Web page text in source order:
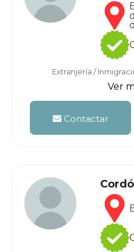
Extranjería /
Ver
Contactar